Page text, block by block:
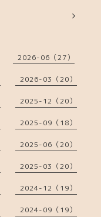
2026-06（27）
2026-03（20）
2025-12（20）
2025-09（18）
2025-06（20）
2025-03（20）
2024-12（19）
2024-09（19）